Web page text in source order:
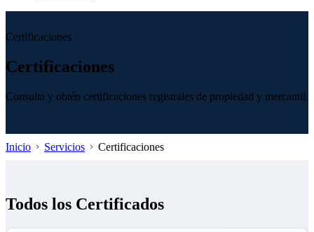
Certificaciones
Certificaciones
Consulta y obtén certificaciones registrales de propiedad y mercantil.
Inicio Servicios Certificaciones
Todos los Certificados